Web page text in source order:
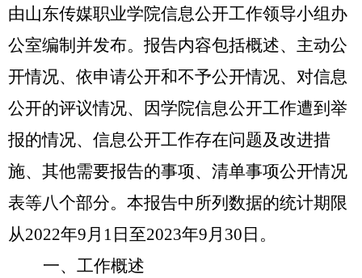
由山东传媒职业学院信息公开工作领导小组办
公室编制并发布。报告内容包括概述、主动公
开情况、依申请公开和不予公开情况、对信息
公开的评议情况、因学院信息公开工作遭到举
报的情况、信息公开工作存在问题及改进措
施、其他需要报告的事项、清单事项公开情况
表等八个部分。本报告中所列数据的统计期限
从2022年9月1日至2023年9月30日。
一、工作概述